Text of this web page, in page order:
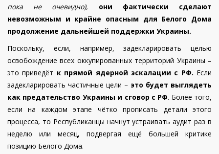
пока не очевидно), они фактически сделают
невозможным и крайне опасным для Белого Дома
продолжение дальнейшей поддержки Украины.
Поскольку, если, например, задекларировать целью
освобождение всех оккупированных территорий Украины –
это приведёт к прямой ядерной эскалации с РФ. Если
задекларировать частичные цели – это будет выглядеть
как предательство Украины и сговор с РФ. Более того,
если на каждом этапе чётко прописать детали этого
процесса, то Республиканцы начнут устраивать аудит раз в
неделю или месяц, подвергая ещё большей критике
позицию Белого Дома.